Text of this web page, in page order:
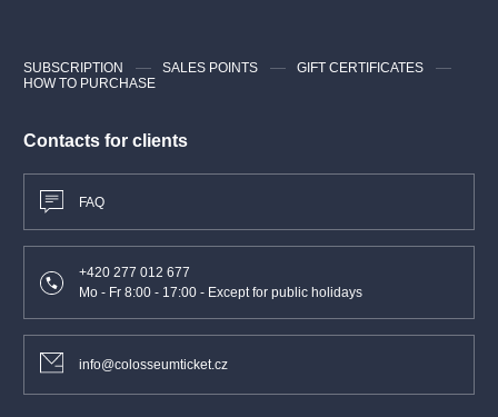
Contacts for clients
FAQ
+420 277 012 677
Mo - Fr 8:00 - 17:00 - Except for public holidays
info@colosseumticket.cz
SUBSCRIPTION SALES POINTS
GIFT CERTIFICATES
HOW TO PURCHASE